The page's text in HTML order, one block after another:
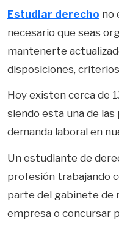
Estudiar derecho no
necesario que seas
mantenerte
disposiciones,
Hoy existen cerca de
siendo esta una de las
demanda laboral en
Un estudiante de
profesión trabajando
parte del gabinete de
empresa o concursar